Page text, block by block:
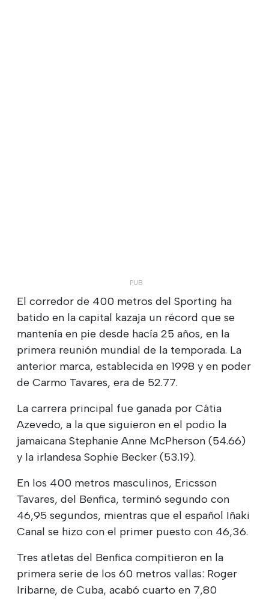
El corredor de 400 metros del Sporting ha
batido en la capital kazaja un récord que se
mantenía en pie desde hacía 25 años, en la
primera reunión mundial de la temporada. La
anterior marca, establecida en 1998 y en poder
de Carmo Tavares, era de 52.77.
La carrera principal fue ganada por Cátia
Azevedo, a la que siguieron en el podio la
jamaicana Stephanie Anne McPherson (54.66)
y la irlandesa Sophie Becker (53.19).
En los 400 metros masculinos, Ericsson
Tavares, del Benfica, terminó segundo con
46,95 segundos, mientras que el español Iñaki
Canal se hizo con el primer puesto con 46,36.
Tres atletas del Benfica compitieron en la
primera serie de los 60 metros vallas: Roger
Iribarne, de Cuba, acabó cuarto en 7,80